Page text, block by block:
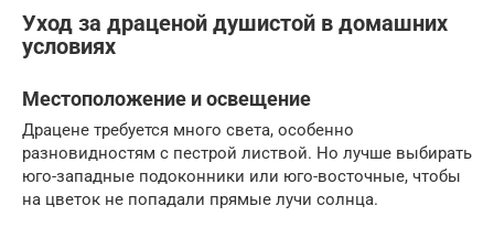
Уход за драценой душистой в домашних
условиях
Местоположение и освещение
Драцене требуется много света, особенно
разновидностям с пестрой листвой. Но лучше выбирать
юго-западные подоконники или юго-восточные, чтобы
на цветок не попадали прямые лучи солнца.